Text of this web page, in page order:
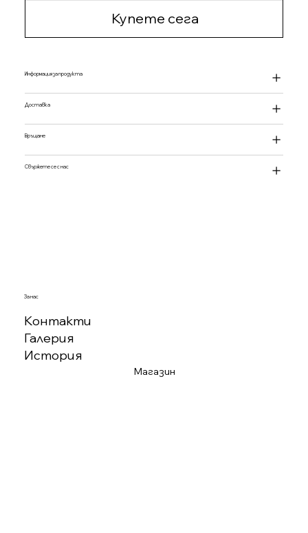
Купете сега
Информация за продукта
Доставка
Връщане
Свържете се с нас
За нас
Контакти
Галерия
История
Магазин